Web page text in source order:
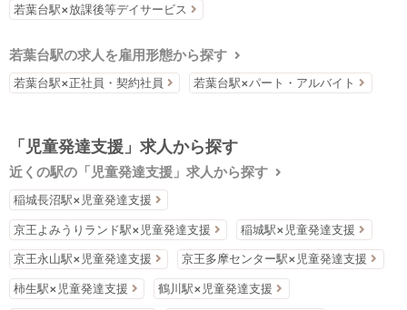
若葉台駅×放課後等デイサービス
若葉台駅の求人を雇用形態から探す
若葉台駅×正社員・契約社員 若葉台駅×パート・アルバイト
「児童発達支援」求人から探す
近くの駅の「児童発達支援」求人から探す
稲城長沼駅×児童発達支援
京王よみうりランド駅×児童発達支援 稲城駅×児童発達支援
京王永山駅×児童発達支援 京王多摩センター駅×児童発達支援
柿生駅×児童発達支援 鶴川駅×児童発達支援